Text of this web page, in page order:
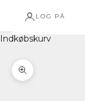
LOG PÅ
Indkøbskurv
Zoom